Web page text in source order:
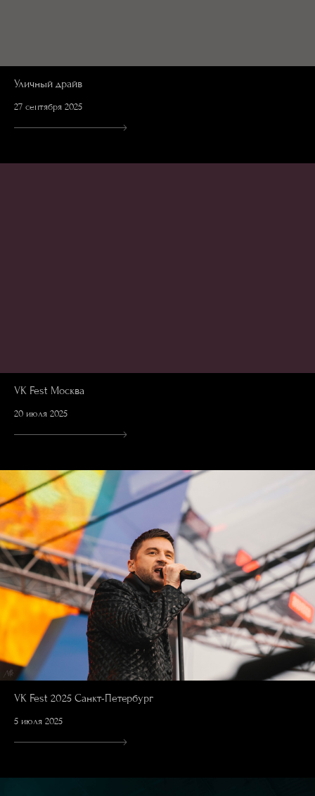
Уличный драйв
27 сентября 2025
VK Fest Москва
20 июля 2025
VK Fest 2025 Санкт-Петербург
5 июля 2025